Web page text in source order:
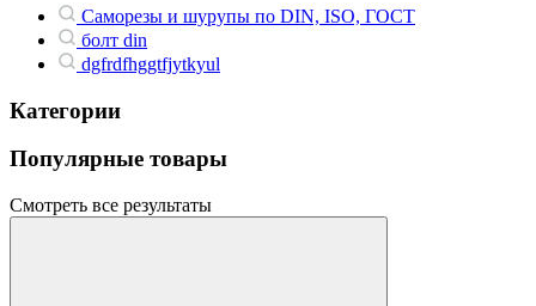
Саморезы и шурупы по DIN, ISO, ГОСТ
болт din
dgfrdfhggtfjytkyul
Категории
Популярные товары
Смотреть все результаты